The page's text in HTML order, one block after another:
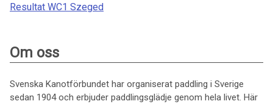
Resultat WC1 Szeged
Om oss
Svenska Kanotförbundet har organiserat paddling i Sverige
sedan 1904 och erbjuder paddlingsglädje genom hela livet. Här